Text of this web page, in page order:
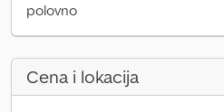
polovno
Cena i lokacija